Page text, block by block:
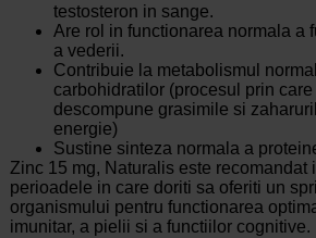
testosteron in sange.
Are rol in functionarea normala a
a vederii.
Contribuie la metabolismul
carbohidratilor (procesul prin care
descompune grasimile si
energie)
Sustine sinteza normala a
Zinc 15 mg, Naturalis este recomandat
perioadele in care doriti sa oferiti un
organismului pentru functionarea
imunitar, a pielii si a functiilor cognitive.